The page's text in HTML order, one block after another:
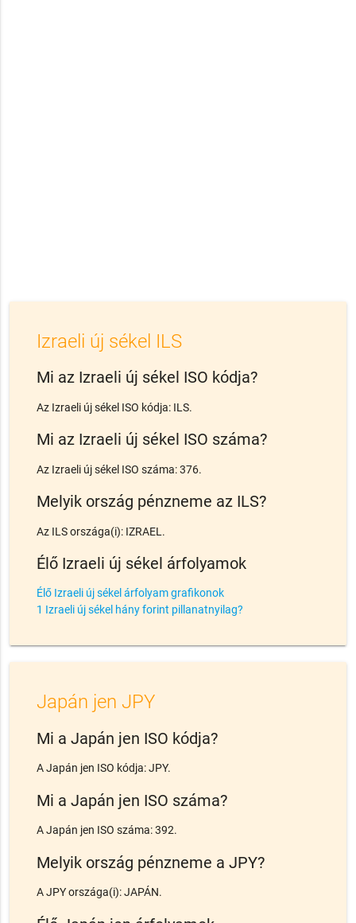
Izraeli új sékel ILS
Mi az Izraeli új sékel ISO kódja?
Az Izraeli új sékel ISO kódja: ILS.
Mi az Izraeli új sékel ISO száma?
Az Izraeli új sékel ISO száma: 376.
Melyik ország pénzneme az ILS?
Az ILS országa(i): IZRAEL.
Élő Izraeli új sékel árfolyamok
Élő Izraeli új sékel árfolyam grafikonok
1 Izraeli új sékel hány forint pillanatnyilag?
Japán jen JPY
Mi a Japán jen ISO kódja?
A Japán jen ISO kódja: JPY.
Mi a Japán jen ISO száma?
A Japán jen ISO száma: 392.
Melyik ország pénzneme a JPY?
A JPY országa(i): JAPÁN.